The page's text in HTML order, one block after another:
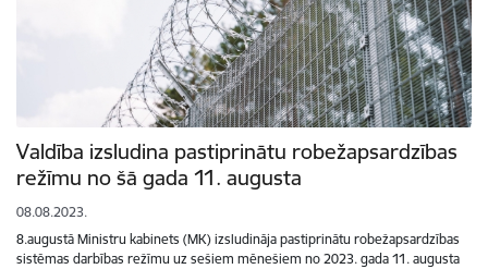
Valdība izsludina pastiprinātu robežapsardzības
režīmu no šā gada 11. augusta
08.08.2023.
8.augustā Ministru kabinets (MK) izsludināja pastiprinātu robežapsardzības
sistēmas darbības režīmu uz sešiem mēnešiem no 2023. gada 11. augusta